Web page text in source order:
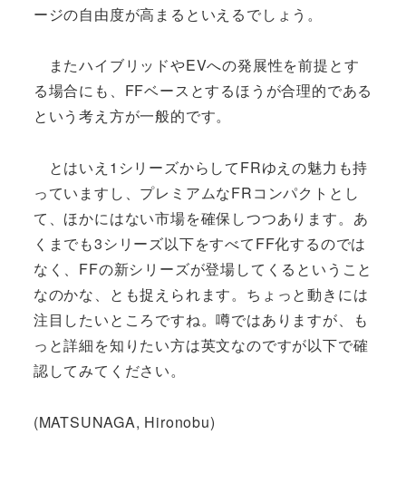
ージの自由度が高まるといえるでしょう。
またハイブリッドやEVへの発展性を前提とす
る場合にも、FFベースとするほうが合理的である
という考え方が一般的です。
とはいえ1シリーズからしてFRゆえの魅力も持
っていますし、プレミアムなFRコンパクトとし
て、ほかにはない市場を確保しつつあります。あ
くまでも3シリーズ以下をすべてFF化するのでは
なく、FFの新シリーズが登場してくるということ
なのかな、とも捉えられます。ちょっと動きには
注目したいところですね。噂ではありますが、も
っと詳細を知りたい方は英文なのですが以下で確
認してみてください。
(MATSUNAGA, Hironobu)